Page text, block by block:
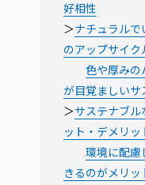
好相性
＞ナチュラル
のアップサイク
色や厚み
が目覚ましいサ
＞サステナブル
ット・デメリッ
環境に配慮
きるのがメリッ